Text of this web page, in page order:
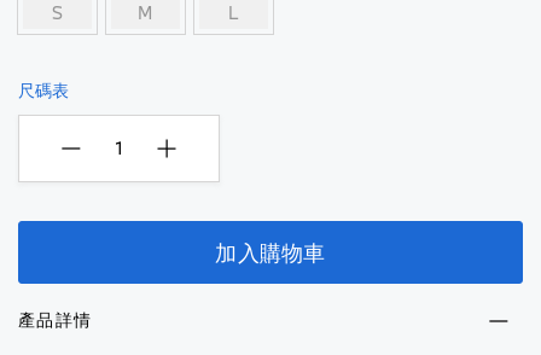
S M L
尺碼表
加入購物車
產品詳情